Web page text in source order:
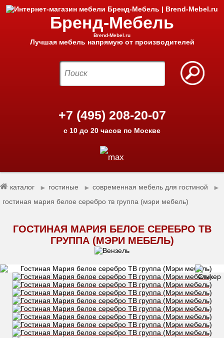
Бренд-Мебель
Brend-Mebel.ru
Лучшая мебель напрямую от производителей
+7 (495) 208-20-07
с 10 до 20 часов по Москве
каталог ► гостиные ► современная мебель для гостиной
►
гостиная мария белое серебро тв группа (мэри мебель)
ГОСТИНАЯ МАРИЯ БЕЛОЕ СЕРЕБРО ТВ
ГРУППА (МЭРИ МЕБЕЛЬ)